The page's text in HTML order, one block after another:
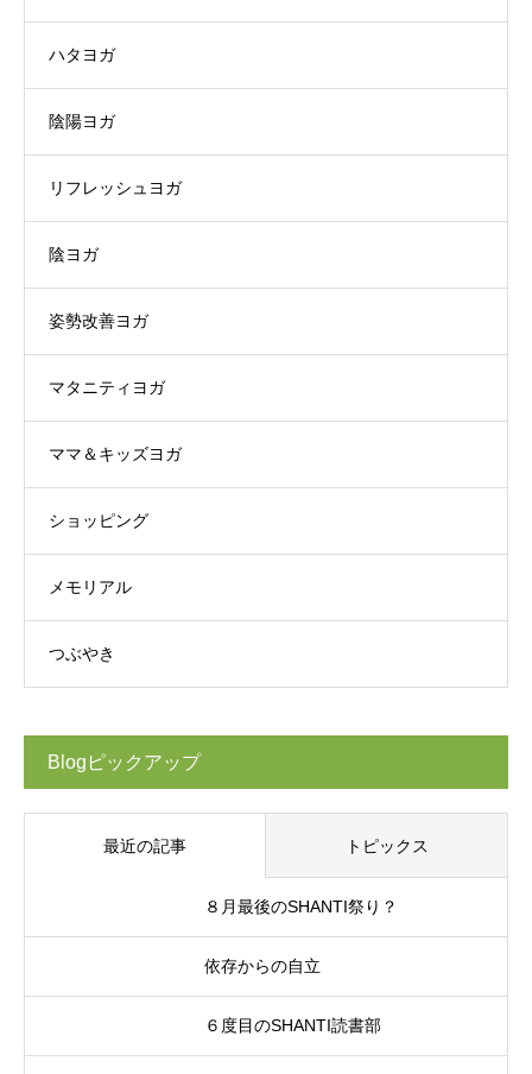
ハタヨガ
陰陽ヨガ
リフレッシュヨガ
陰ヨガ
姿勢改善ヨガ
マタニティヨガ
ママ＆キッズヨガ
ショッピング
メモリアル
つぶやき
Blogピックアップ
最近の記事 トピックス
８月最後のSHANTI祭り？
依存からの自立
６度目のSHANTI読書部